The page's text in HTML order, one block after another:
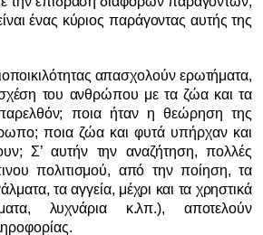
ένας κύριος παράγοντας αυτής της
απασχολούν ερωτήματα,
του ανθρώπου με τα ζώα και τα
ποια ήταν η θεώρηση της
ποια ζώα και φυτά υπήρχαν και
Σ’ αυτήν την αναζήτηση, πολλές
πολιτισμού, από την ποίηση, τα
τα αγγεία, μέχρι και τα χρηστικά
λυχνάρια κ.λπ.), αποτελούν